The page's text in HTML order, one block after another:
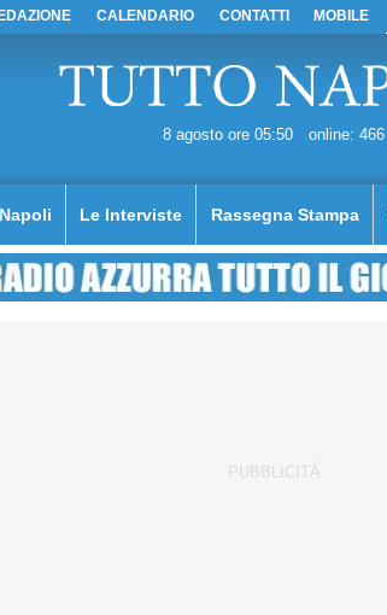
CALENDARIO CONTATTI MOBILE
8 agosto ore 05:50 online: 466
Le Interviste Rassegna Stampa